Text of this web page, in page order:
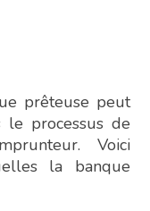
prêteuse peut
processus de
Voici
la banque